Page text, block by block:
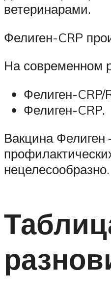
ветеринарами.
Фелиген-CRP
На современном
Фелиген-CRP/
Фелиген-CRP.
Вакцина Фелиген
нецелесообразно.